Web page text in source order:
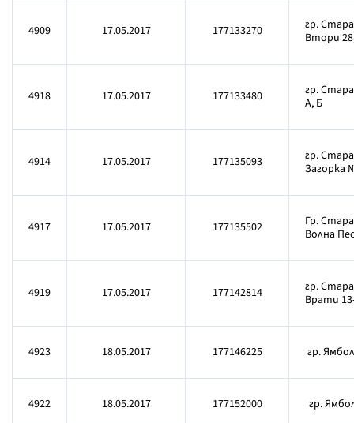
4909 17.05.2017 177133270
гр.
Втори
4918 17.05.2017 177133480
гр. Стара
А, Б
4914 17.05.2017 177135093
гр.
Загорка
4917 17.05.2017 177135502
Гр.
Волна
4919 17.05.2017 177142814
гр.
Врати
4923 18.05.2017 177146225 гр.
4922 18.05.2017 177152000 гр.